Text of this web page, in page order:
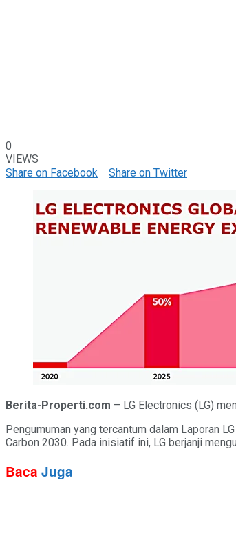
0
VIEWS
Share on Facebook
Share on Twitter
Berita-Properti.com – LG Electronics (LG)
Pengumuman yang tercantum dalam Laporan
Carbon 2030. Pada inisiatif ini, LG berjanji
Baca Juga